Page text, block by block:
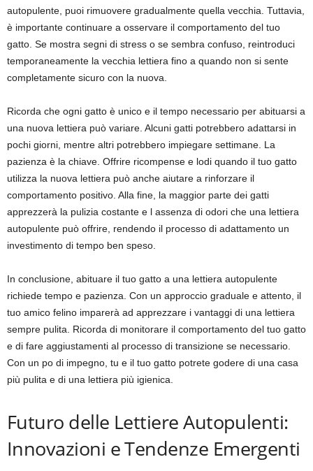
autopulente, puoi rimuovere gradualmente quella vecchia. Tuttavia,
è importante continuare a osservare il comportamento del tuo
gatto. Se mostra segni di stress o se sembra confuso, reintroduci
temporaneamente la vecchia lettiera fino a quando non si sente
completamente sicuro con la nuova.
Ricorda che ogni gatto è unico e il tempo necessario per abituarsi a
una nuova lettiera può variare. Alcuni gatti potrebbero adattarsi in
pochi giorni, mentre altri potrebbero impiegare settimane. La
pazienza è la chiave. Offrire ricompense e lodi quando il tuo gatto
utilizza la nuova lettiera può anche aiutare a rinforzare il
comportamento positivo. Alla fine, la maggior parte dei gatti
apprezzerà la pulizia costante e l assenza di odori che una lettiera
autopulente può offrire, rendendo il processo di adattamento un
investimento di tempo ben speso.
In conclusione, abituare il tuo gatto a una lettiera autopulente
richiede tempo e pazienza. Con un approccio graduale e attento, il
tuo amico felino imparerà ad apprezzare i vantaggi di una lettiera
sempre pulita. Ricorda di monitorare il comportamento del tuo gatto
e di fare aggiustamenti al processo di transizione se necessario.
Con un po di impegno, tu e il tuo gatto potrete godere di una casa
più pulita e di una lettiera più igienica.
Futuro delle Lettiere Autopulenti:
Innovazioni e Tendenze Emergenti